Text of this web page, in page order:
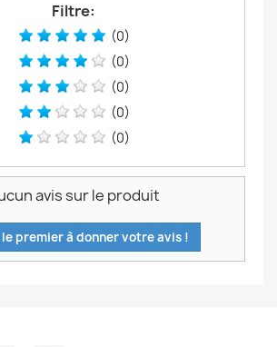
Filtre:
(0)
(0)
(0)
(0)
(0)
avis sur le produit
premier à donner votre avis !